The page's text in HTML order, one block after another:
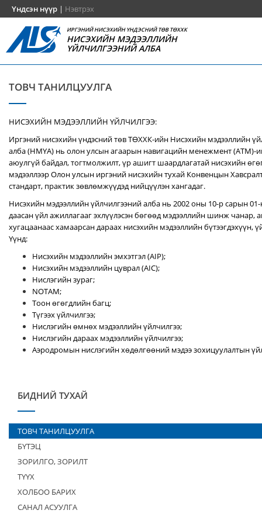
Үндсэн нүүр | Нэвтрэх
ИРГЭНИЙ НИСЭХИЙН ҮНДЭСНИЙ ТӨВ ТӨХХК
НИСЭХИЙН МЭДЭЭЛЛИЙН
ҮЙЛЧИЛГЭЭНИЙ АЛБА
ТОВЧ ТАНИЛЦУУЛГА
НИСЭХИЙН МЭДЭЭЛЛИЙН ҮЙЛЧИЛГЭЭ:
Иргэний нисэхийн үндэсний төв ТӨХХК-ийн Нисэхийн мэдээллийн
алба (НМҮА) нь олон улсын агаарын навигацийн менежмент (ATM)-
аюулгүй байдал, тогтмолжилт, үр ашигт шаардлагатай нисэхийн
мэдээллээр Олон улсын иргэний нисэхийн тухай Конвенцын
стандарт, практик зөвлөмжүүдэд нийцүүлэн хангадаг.
Нисэхийн мэдээллийн үйлчилгээний алба нь 2002 оны 10-р сарын
даасан үйл ажиллагааг эхлүүлэсэн бөгөөд мэдээллийн шинж чанар,
хугацаанаас хамаарсан дараах нисэхийн мэдээллийн бүтээгдэхүүн,
Үүнд:
Нисэхийн мэдээллийн эмхэтгэл (AIP);
Нисэхийн мэдээллийн цуврал (AIC);
Нислэгийн зураг;
NOTAM;
Тоон өгөгдлийн багц;
Түгээх үйлчилгээ;
Нислэгийн өмнөх мэдээллийн үйлчилгээ;
Нислэгийн дараах мэдээллийн үйлчилгээ;
Аэродромын нислэгийн хөдөлгөөний мэдээ зохицуулалтын
БИДНИЙ ТУХАЙ
ТОВЧ ТАНИЛЦУУЛГА
БҮТЭЦ
ЗОРИЛГО, ЗОРИЛТ
ТҮҮХ
ХОЛБОО БАРИХ
САНАЛ АСУУЛГА